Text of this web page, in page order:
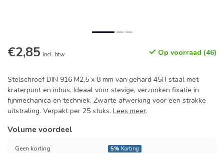
€2,85 Incl. btw Op voorraad (46)
Stelschroef DIN 916 M2,5 x 8 mm van gehard 45H staal met
kraterpunt en inbus. Ideaal voor stevige, verzonken fixatie in
fijnmechanica en techniek. Zwarte afwerking voor een strakke
uitstraling. Verpakt per 25 stuks. Lees meer.
Volume voordeel
Geen korting 5% Korting